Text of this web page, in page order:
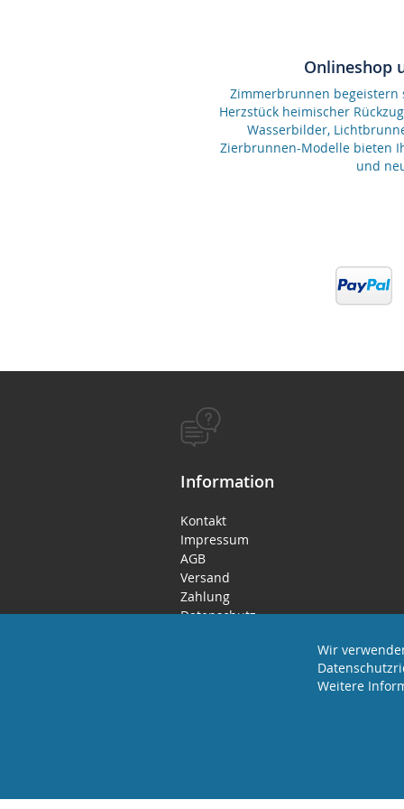
Onlineshop
Zimmerbrunnen begeistern
Herzstück heimischer
Wasserbilder,
Zierbrunnen-Modelle bieten
und
Information
Kontakt
Impressum
AGB
Versand
Zahlung
Datenschutz
Wir
Weitere